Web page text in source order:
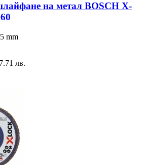
на метал BOSCH X-
mm
лв.